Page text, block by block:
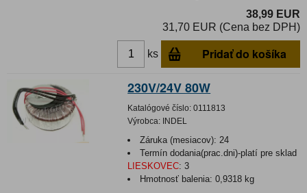
38,99 EUR
31,70 EUR (Cena bez DPH)
ks Pridať do košíka
230V/24V 80W
Katalógové číslo: 0111813
Výrobca: INDEL
Záruka (mesiacov): 24
Termín dodania(prac.dni)-platí pre sklad
LIESKOVEC: 3
Hmotnosť balenia:0,9318 kg